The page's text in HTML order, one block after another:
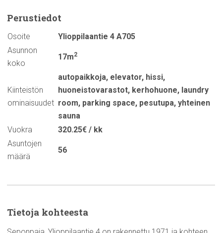
Perustiedot
Osoite
Ylioppilaantie 4 A705
Asunnon
koko
17m2
Kiinteistön
ominaisuudet
autopaikkoja, elevator, hissi,
huoneistovarastot, kerhohuone, laundry
room, parking space, pesutupa, yhteinen
sauna
Vuokra
320.25€ / kk
Asuntojen
määrä
56
Tietoja kohteesta